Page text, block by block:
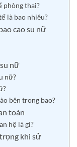
phòng thai?
là bao nhiêu?
cao su nữ
nữ
nữ?
bên trong bao?
toàn
hệ là gì?
khi sử